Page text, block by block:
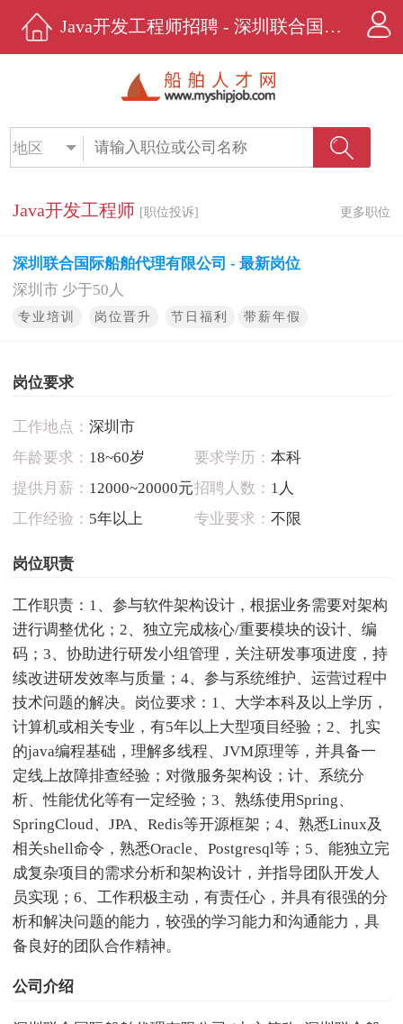
Java开发工程师招聘 - 深圳联合国际船舶代理有限公司 - 船舶人才网
地区
Java开发工程师 [职位投诉] 更多职位
深圳联合国际船舶代理有限公司 - 最新岗位
深圳市 少于50人
专业培训 岗位晋升 节日福利 带薪年假
岗位要求
工作地点： 深圳市
年龄要求： 18~60岁 要求学历： 本科
提供月薪： 12000~20000元招聘人数： 1人
工作经验： 5年以上 专业要求： 不限
岗位职责
工作职责：1、参与软件架构设计，根据业务需要对架构
进行调整优化；2、独立完成核心/重要模块的设计、编
码；3、协助进行研发小组管理，关注研发事项进度，持
续改进研发效率与质量；4、参与系统维护、运营过程中
技术问题的解决。岗位要求：1、大学本科及以上学历，
计算机或相关专业，有5年以上大型项目经验；2、扎实
的java编程基础，理解多线程、JVM原理等，并具备一
定线上故障排查经验；对微服务架构设；计、系统分
析、性能优化等有一定经验；3、熟练使用Spring、
SpringCloud、JPA、Redis等开源框架；4、熟悉Linux及
相关shell命令，熟悉Oracle、Postgresql等；5、能独立完
成复杂项目的需求分析和架构设计，并指导团队开发人
员实现；6、工作积极主动，有责任心，并具有很强的分
析和解决问题的能力，较强的学习能力和沟通能力，具
备良好的团队合作精神。
公司介绍